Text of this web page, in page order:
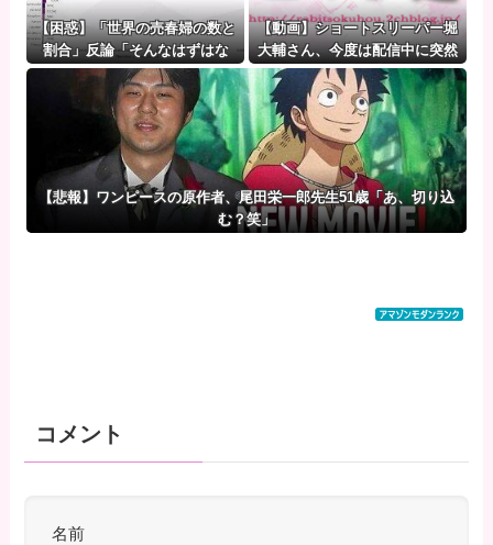
【困惑】「世界の売春婦の数と
割合」反論「そんなはずはな
い、日本は上位なはずだ」←こ
れｗｗｗｗｗｗｗｗｗｗ
【動画】ショートスリーパー堀
大輔さん、今度は配信中に突然
号泣「ずっと涙が止まらない」
【悲報】ワンピースの原作者、尾田栄一郎先生51歳「あ、切り込
む？笑」
コメント
名前